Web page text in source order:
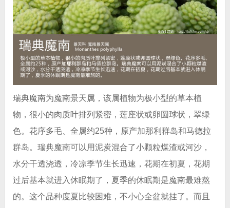
瑞典魔南为魔南景天属，该属植物为极小型的草本植
物，很小的肉质叶排列紧密，莲座状或卵圆球状，翠绿
色。花序多毛、全属约25种，原产加那利群岛和马德拉
群岛。瑞典魔南可以用泥炭混合了小颗粒煤渣或河沙，
水分干透浇透，冷凉季节生长迅速，花期在初夏，花期
过后基本就进入休眠期了，夏季的休眠期是魔南最难熬
的。这个品种度夏比较困难，不小心全盆就挂了。而且